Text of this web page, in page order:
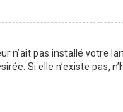
n’ait pas installé votre
Si elle n’existe pas,